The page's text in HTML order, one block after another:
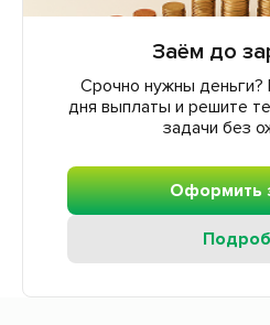
Заём до
Срочно нужны
дня выплаты и решите
задачи без
Оформить